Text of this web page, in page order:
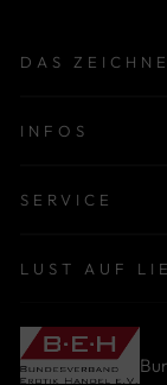
DAS
INFOS
SERVICE
LUST AUF